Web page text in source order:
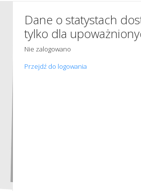
Dane o statystach
tylko dla
Nie zalogowano
Przejdź do logowania